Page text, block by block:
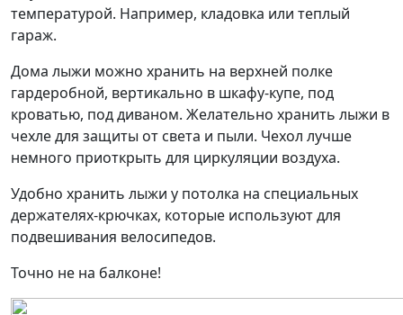
температурой. Например, кладовка или теплый
гараж.
Дома лыжи можно хранить на верхней полке
гардеробной, вертикально в шкафу-купе, под
кроватью, под диваном. Желательно хранить лыжи в
чехле для защиты от света и пыли. Чехол лучше
немного приоткрыть для циркуляции воздуха.
Удобно хранить лыжи у потолка на специальных
держателях-крючках, которые используют для
подвешивания велосипедов.
Точно не на балконе!